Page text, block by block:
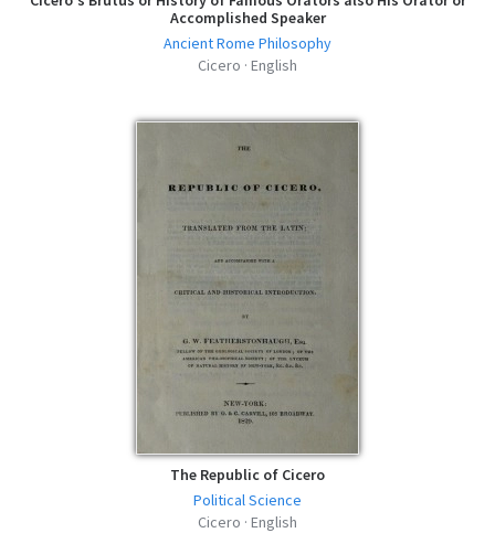
Accomplished Speaker
Ancient Rome Philosophy
Cicero · English
The Republic of Cicero
Political Science
Cicero · English